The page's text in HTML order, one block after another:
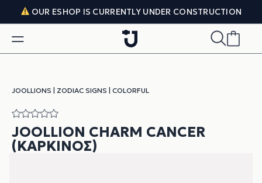
Skip to content
OUR ESHOP IS CURRENTLY UNDER CONSTRUCTION
JOOLLIONS ZODIAC SIGNS COLORFUL
JOOLLION CHARM CANCER
(ΚΑΡΚΊΝΟΣ)